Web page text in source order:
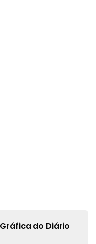
Gráfica do Diário